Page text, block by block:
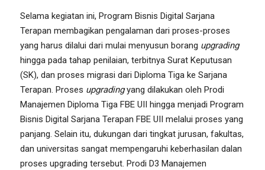
Selama kegiatan ini, Program Bisnis Digital Sarjana
Terapan membagikan pengalaman dari proses-proses
yang harus dilalui dari mulai menyusun borang upgrading
hingga pada tahap penilaian, terbitnya Surat Keputusan
(SK), dan proses migrasi dari Diploma Tiga ke Sarjana
Terapan. Proses upgradingyang dilakukan oleh Prodi
Manajemen Diploma Tiga FBE UII hingga menjadi Program
Bisnis Digital Sarjana Terapan FBE UII melalui proses yang
panjang. Selain itu, dukungan dari tingkat jurusan, fakultas,
dan universitas sangat mempengaruhi keberhasilan dalan
proses upgrading tersebut. Prodi D3 Manajemen